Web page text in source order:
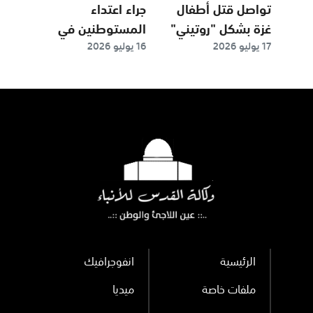
تواصل قتل أطفال
غزة بشكل "روتيني"
17 يوليو 2026
جراء اعتداء
المستوطنين في
الخليل والاحتلال
بحديقة في بيت لحم
16 يوليو 2026
الرئيسية انفوجرافيك
ملفات خاصة ميديا